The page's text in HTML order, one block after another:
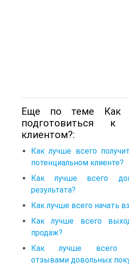
Еще по теме Как
подготовиться к
клиентом?:
Как лучше всего
потенциальном клиенте?
Как лучше всего
результата?
Как лучше всего начать
Как лучше всего
продаж?
Как лучше всего
отзывами довольных